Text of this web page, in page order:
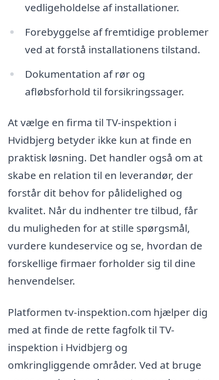
vedligeholdelse af installationer.
Forebyggelse af fremtidige problemer
ved at forstå installationens tilstand.
Dokumentation af rør og
afløbsforhold til forsikringssager.
At vælge en firma til TV-inspektion i
Hvidbjerg betyder ikke kun at finde en
praktisk løsning. Det handler også om at
skabe en relation til en leverandør, der
forstår dit behov for pålidelighed og
kvalitet. Når du indhenter tre tilbud, får
du muligheden for at stille spørgsmål,
vurdere kundeservice og se, hvordan de
forskellige firmaer forholder sig til dine
henvendelser.
Platformen tv-inspektion.com hjælper dig
med at finde de rette fagfolk til TV-
inspektion i Hvidbjerg og
omkringliggende områder. Ved at bruge